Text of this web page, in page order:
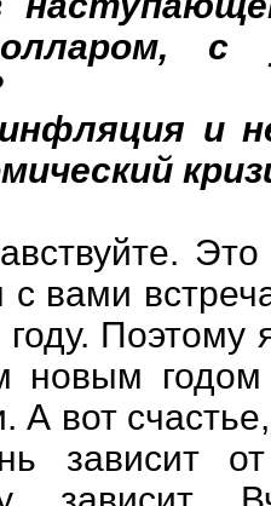
с
и
с вами
Поэтому
новым годом
А вот
зависит